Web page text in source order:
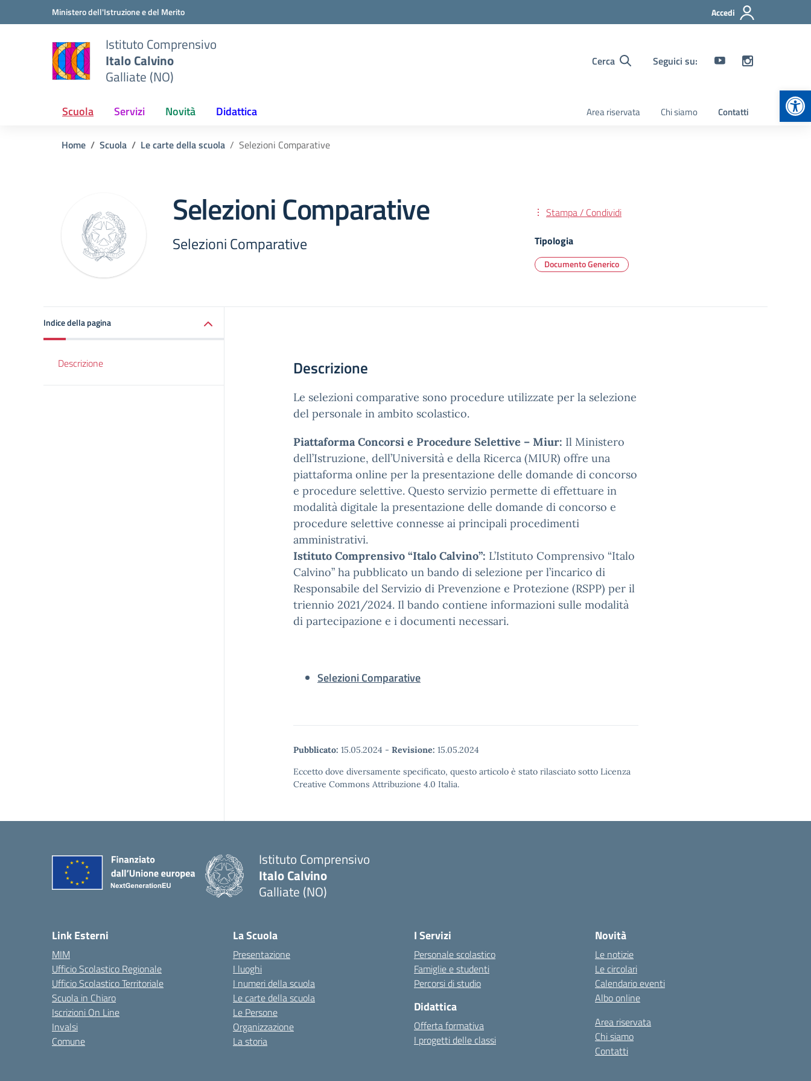
Vai ai contenuti
Vai al menu di navigazioneMinistero dell'Istruzione e del Merito Accedi
Istituto Comprensivo
Italo Calvino
Galliate (NO)
Cerca Seguici su:
Scuola Servizi Novità Didattica Area riservata Chi siamo Contatti
Home Scuola Le carte della scuola Selezioni Comparative
Selezioni Comparative
Selezioni Comparative
Stampa / Condividi
Tipologia
Documento Generico
Indice della pagina
Descrizione Descrizione
Le selezioni comparative sono procedure utilizzate per la selezione
del personale in ambito scolastico.
Piattaforma Concorsi e Procedure Selettive – Miur: Il Ministero
dell’Istruzione, dell’Università e della Ricerca (MIUR) offre una
piattaforma online per la presentazione delle domande di concorso
e procedure selettive. Questo servizio permette di effettuare in
modalità digitale la presentazione delle domande di concorso e
procedure selettive connesse ai principali procedimenti
amministrativi.
Istituto Comprensivo “Italo Calvino”: L’Istituto Comprensivo “Italo
Calvino” ha pubblicato un bando di selezione per l’incarico di
Responsabile del Servizio di Prevenzione e Protezione (RSPP) per il
triennio 2021/2024. Il bando contiene informazioni sulle modalità
di partecipazione e i documenti necessari.
Selezioni Comparative
Pubblicato: 15.05.2024 - Revisione: 15.05.2024
Eccetto dove diversamente specificato, questo articolo è stato rilasciato sotto Licenza
Creative Commons Attribuzione 4.0 Italia.
Istituto Comprensivo
Italo Calvino
Galliate (NO)
Link Esterni
MIM
Ufficio Scolastico Regionale
Ufficio Scolastico Territoriale
Scuola in Chiaro
Iscrizioni On Line
Invalsi
Comune
La Scuola
Presentazione
I luoghi
I numeri della scuola
Le carte della scuola
Le Persone
Organizzazione
La storia
I Servizi
Personale scolastico
Famiglie e studenti
Percorsi di studio
Didattica
Offerta formativa
I progetti delle classi
Novità
Le notizie
Le circolari
Calendario eventi
Albo online
Area riservata
Chi siamo
Contatti